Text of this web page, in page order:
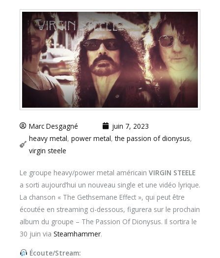
Marc Desgagné
juin 7, 2023
heavy metal, power metal,the passion of dionysus,
virgin steele
Le groupe heavy/power metal américain VIRGIN STEELE
a sorti aujourd’hui un nouveau single et une vidéo lyrique.
La chanson « The Gethsemane Effect », qui peut être
écoutée en streaming ci-dessous, figurera sur le prochain
album du groupe – The Passion Of Dionysus. Il sortira le
30 juin via Steamhammer.
Écoute/Stream: